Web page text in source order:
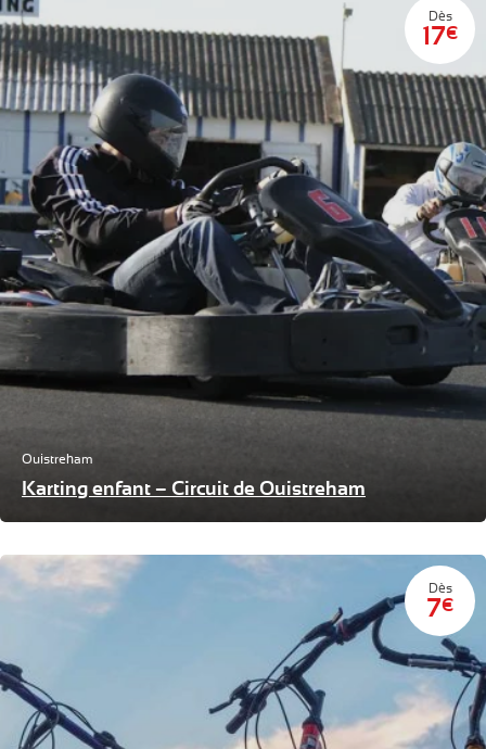
Dès
17€
Ouistreham
Karting enfant – Circuit de Ouistreham
Dès
7€